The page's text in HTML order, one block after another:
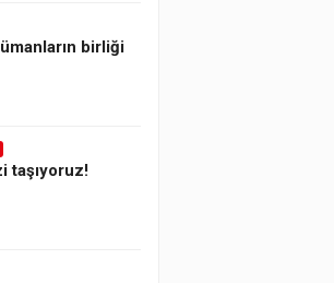
birliği
taşıyoruz!